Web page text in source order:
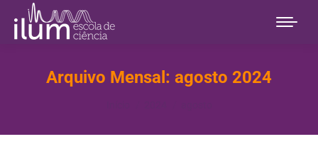
Arquivo Mensal: agosto 2024